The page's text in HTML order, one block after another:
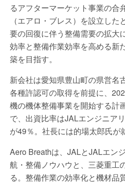
るアフターマーケット事業の合
（エアロ・ブレス）を設立し
要の回復に伴う整備需要の拡大
効率と整備作業効率を高める新
築を目指す。
新会社は愛知県豊山町の県営名
各種許認可の取得を前提に、
機の機体整備事業を開始する計
で、出資比率はJALエンジニア
が49％。社長には的場太郎氏が
Aero Breathは、JALとJALエン
航・整備ノウハウと、三菱重工
る。整備作業の効率化と機材品